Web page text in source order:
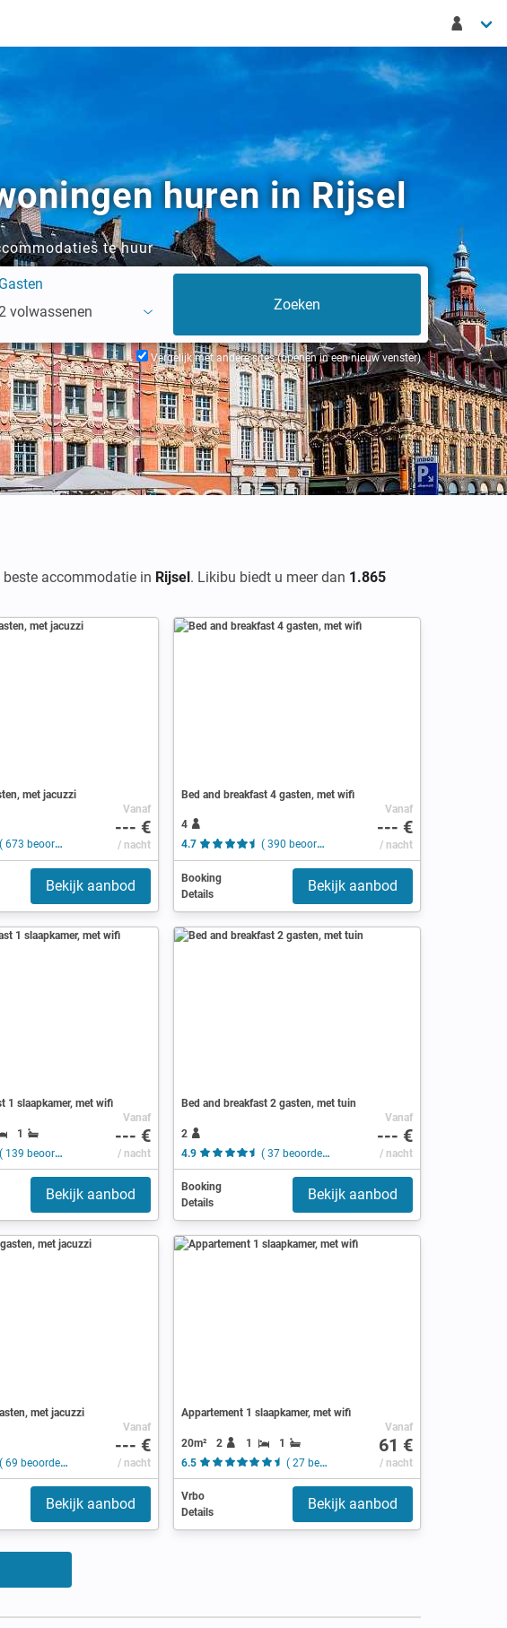
huren in Rijsel
te huur
Gasten
2 volwassenen
Vergelijk met andere sites (openen in een nieuw venster)
accommodatie in Rijsel. Likibu biedt u meer dan 1.865
met jacuzzi
( 673 beoordelingen )
Vanaf
--- €
/ nacht
Bekijk aanbod
Bed and breakfast 4 gasten, met wifi
4
4.7
( 390 beoordelingen )
Vanaf
--- €
/ nacht
Booking
Details
Bekijk aanbod
1 slaapkamer, met wifi
1
( 139 beoordelingen )
Vanaf
--- €
/ nacht
Bekijk aanbod
Bed and breakfast 2 gasten, met tuin
2
4.9
( 37 beoordelingen )
Vanaf
--- €
/ nacht
Booking
Details
Bekijk aanbod
met jacuzzi
( 69 beoordelingen )
Vanaf
--- €
/ nacht
Bekijk aanbod
Appartement 1 slaapkamer, met wifi
20m² 2 1
1
6.5
( 27 beoordelingen )
Vanaf
61 €
/ nacht
Vrbo
Details
Bekijk aanbod